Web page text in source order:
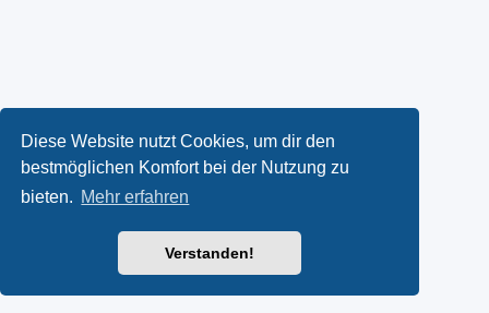
Diese Website nutzt Cookies, um dir den
bestmöglichen Komfort bei der Nutzung zu
bieten. Mehr erfahren
Verstanden!